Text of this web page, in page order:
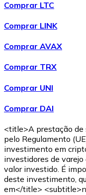
Comprar LTC
Comprar LINK
Comprar AVAX
Comprar TRX
Comprar UNI
Comprar DAI
<title>A prestação de
pelo Regulamento
investimento em
investidores de
valor investido. É
deste investimento,
em</title>